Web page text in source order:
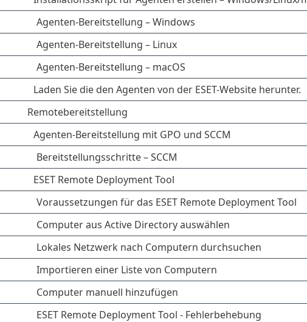
Agenten-Bereitstellung – Windows
Agenten-Bereitstellung – Linux
Agenten-Bereitstellung – macOS
Laden Sie die den Agenten von der ESET-Website herunter.
Remotebereitstellung
Agenten-Bereitstellung mit GPO und SCCM
Bereitstellungsschritte – SCCM
ESET Remote Deployment Tool
Voraussetzungen für das ESET Remote Deployment Tool
Computer aus Active Directory auswählen
Lokales Netzwerk nach Computern durchsuchen
Importieren einer Liste von Computern
Computer manuell hinzufügen
ESET Remote Deployment Tool - Fehlerbehebung